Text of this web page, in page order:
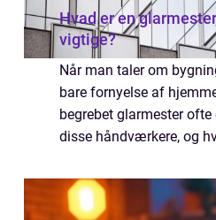
Hvad er en
vigtige?
Når man taler om
bare fornyelse af
begrebet glarmester
disse håndværkere, og
speci...